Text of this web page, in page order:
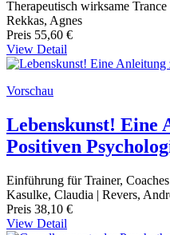
Therapeutisch wirksame
Rekkas, Agnes
Preis 55,60 €
View Detail
Vorschau
Lebenskunst! Eine
Positiven
Einführung für Trainer,
Kasulke, Claudia | Revers,
Preis 38,10 €
View Detail